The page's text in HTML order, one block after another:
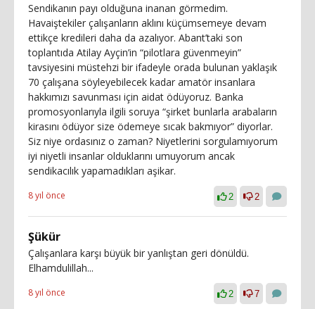
Sendikanın payı olduğuna inanan görmedim.
Havaiştekiler çalışanların aklını küçümsemeye devam
ettikçe kredileri daha da azalıyor. Abant’taki son
toplantıda Atilay Ayçin’in “pilotlara güvenmeyin”
tavsiyesini müstehzi bir ifadeyle orada bulunan yaklaşık
70 çalışana söyleyebilecek kadar amatör insanlara
hakkımızı savunması için aidat ödüyoruz. Banka
promosyonlarıyla ilgili soruya “şirket bunlarla arabaların
kirasını ödüyor size ödemeye sıcak bakmıyor” diyorlar.
Siz niye ordasınız o zaman? Niyetlerini sorgulamıyorum
iyi niyetli insanlar olduklarını umuyorum ancak
sendikacılık yapamadıkları aşikar.
8 yıl önce 2 2
Şükür
Çalışanlara karşı büyük bir yanlıştan geri dönüldü.
Elhamdulillah...
8 yıl önce 2 7